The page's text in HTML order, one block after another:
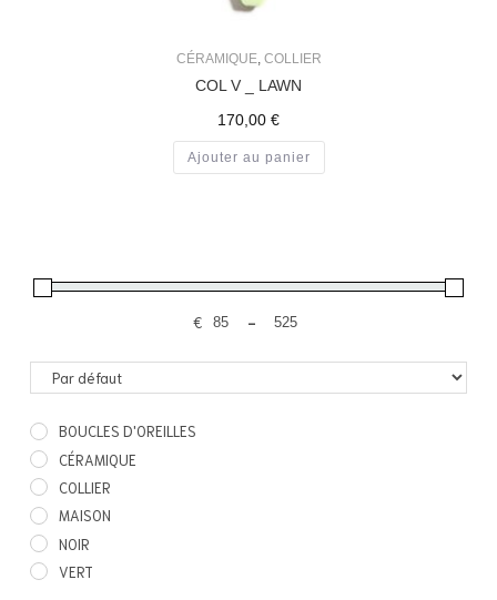
CÉRAMIQUE, COLLIER
COL V _ LAWN
170,00 €
Ajouter au panier
€ -
BOUCLES D'OREILLES
CÉRAMIQUE
COLLIER
MAISON
NOIR
VERT